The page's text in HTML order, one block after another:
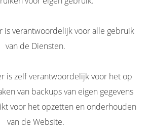
is verantwoordelijk voor alle gebruik
van de Diensten.
is zelf verantwoordelijk voor het op
van backups van eigen gegevens
voor het opzetten en onderhouden
van de Website.